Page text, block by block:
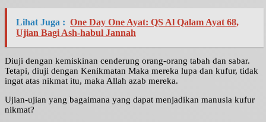
Lihat Juga : One Day One Ayat: QS Al Qalam Ayat 68,
Ujian Bagi Ash-habul Jannah
Diuji dengan kemiskinan cenderung orang-orang tabah dan sabar.
Tetapi, diuji dengan Kenikmatan Maka mereka lupa dan kufur, tidak
ingat atas nikmat itu, maka Allah azab mereka.
Ujian-ujian yang bagaimana yang dapat menjadikan manusia kufur
nikmat?